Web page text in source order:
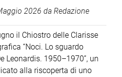
2026 da Redazione
il Chiostro delle Clarisse
“Noci. Lo sguardo
Leonardis. 1950–1970”, un
alla riscoperta di uno